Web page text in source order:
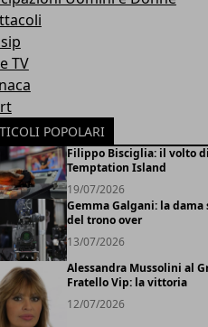
TV
POPOLARI
Filippo Bisciglia: il volto di
Temptation Island
19/07/2026
Gemma Galgani: la dama
del trono over
13/07/2026
Alessandra Mussolini al
Fratello Vip: la vittoria
12/07/2026